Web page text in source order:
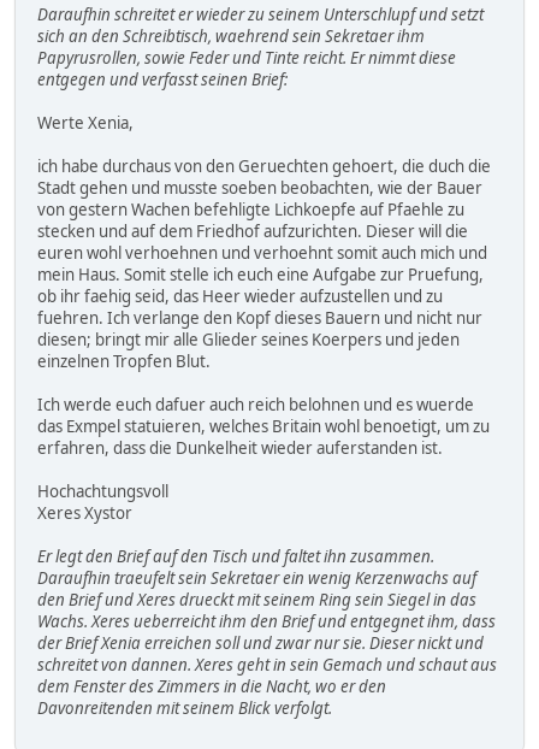
Daraufhin schreitet er wieder zu seinem Unterschlupf und setzt
sich an den Schreibtisch, waehrend sein Sekretaer ihm
Papyrusrollen, sowie Feder und Tinte reicht. Er nimmt diese
entgegen und verfasst seinen Brief:
Werte Xenia,
ich habe durchaus von den Geruechten gehoert, die duch die
Stadt gehen und musste soeben beobachten, wie der Bauer
von gestern Wachen befehligte Lichkoepfe auf Pfaehle zu
stecken und auf dem Friedhof aufzurichten. Dieser will die
euren wohl verhoehnen und verhoehnt somit auch mich und
mein Haus. Somit stelle ich euch eine Aufgabe zur Pruefung,
ob ihr faehig seid, das Heer wieder aufzustellen und zu
fuehren. Ich verlange den Kopf dieses Bauern und nicht nur
diesen; bringt mir alle Glieder seines Koerpers und jeden
einzelnen Tropfen Blut.
Ich werde euch dafuer auch reich belohnen und es wuerde
das Exmpel statuieren, welches Britain wohl benoetigt, um zu
erfahren, dass die Dunkelheit wieder auferstanden ist.
Hochachtungsvoll
Xeres Xystor
Er legt den Brief auf den Tisch und faltet ihn zusammen.
Daraufhin traeufelt sein Sekretaer ein wenig Kerzenwachs auf
den Brief und Xeres drueckt mit seinem Ring sein Siegel in das
Wachs. Xeres ueberreicht ihm den Brief und entgegnet ihm, dass
der Brief Xenia erreichen soll und zwar nur sie. Dieser nickt und
schreitet von dannen. Xeres geht in sein Gemach und schaut aus
dem Fenster des Zimmers in die Nacht, wo er den
Davonreitenden mit seinem Blick verfolgt.